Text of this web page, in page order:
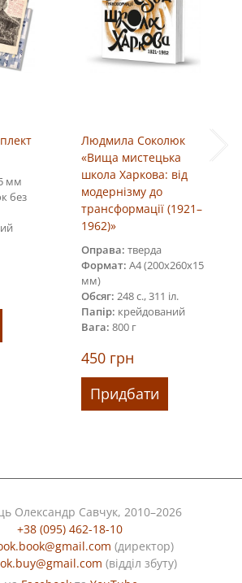
мм
без
Людмила Соколюк
«Вища мистецька
школа Харкова: від
модернізму до
трансформації (1921–
1962)»
Оправа: тверда
Формат: А4 (200х260х15
мм)
Обсяг: 248 с., 311 іл.
Папір: крейдований
Вага: 800 г
450 грн
Придбати
Олександр Савчук, 2010–2026
+38 (095) 462-18-10
(директор)
(відділ збуту)